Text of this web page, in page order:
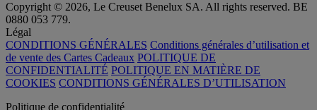
Copyright © 2026, Le Creuset Benelux SA. All rights reserved. BE
0880 053 779.
Légal
CONDITIONS GÉNÉRALES Conditions générales d’utilisation et
de vente des Cartes Cadeaux POLITIQUE DE
CONFIDENTIALITÉ POLITIQUE EN MATIÈRE DE
COOKIES CONDITIONS GÉNÉRALES D’UTILISATION
Politique de confidentialité